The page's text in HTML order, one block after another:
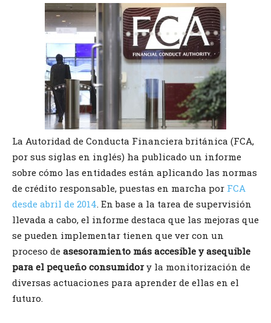
La Autoridad de Conducta Financiera británica (FCA,
por sus siglas en inglés) ha publicado un informe
sobre cómo las entidades están aplicando las normas
de crédito responsable, puestas en marcha por FCA
desde abril de 2014. En base a la tarea de supervisión
llevada a cabo, el informe destaca que las mejoras que
se pueden implementar tienen que ver con un
proceso de asesoramiento más accesible y asequible
para el pequeño consumidor y la monitorización de
diversas actuaciones para aprender de ellas en el
futuro.